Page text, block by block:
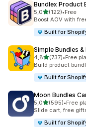
Bundlex Product
5,0/ 5 tähteä
(122)
122 arvostelua
•Free
Boost AOV with
Built for
Simple Bundles &
4,8/ 5 tähteä
(737)
737 arvostelua
•Free
Build product
Built for
Moon Bundles
5,0/ 5 tähteä
(595)
595 arvostelua
•Free
Slide cart, free
Built for